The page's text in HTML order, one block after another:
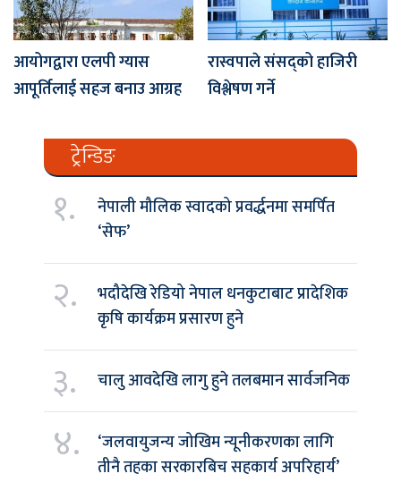
आयोगद्वारा एलपी ग्यास
आपूर्तिलाई सहज बनाउ आग्रह
रास्वपाले संसद्को हाजिरी
विश्लेषण गर्ने
ट्रेन्डिङ
१.
नेपाली मौलिक स्वादको प्रवर्द्धनमा समर्पित
‘सेफ’
२.
भदौदेखि रेडियो नेपाल धनकुटाबाट प्रादेशिक
कृषि कार्यक्रम प्रसारण हुने
३. चालु आवदेखि लागु हुने तलबमान सार्वजनिक
४.
‘जलवायुजन्य जोखिम न्यूनीकरणका लागि
तीनै तहका सरकारबिच सहकार्य अपरिहार्य’